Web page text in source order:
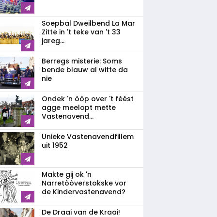
Soepbal Dweilbend La Mar
Zitte in 't teke van 't 33
jareg...
Berregs misterie: Soms
bende blauw al witte da
nie
Ondek 'n òòp over 't féést
agge meelopt mette
Vastenavend...
Unieke Vastenavendfillem
uit 1952
Makte gij ok 'n
Narretòòverstokske vor
de Kindervastenavend?
De Draai van de Kraai!